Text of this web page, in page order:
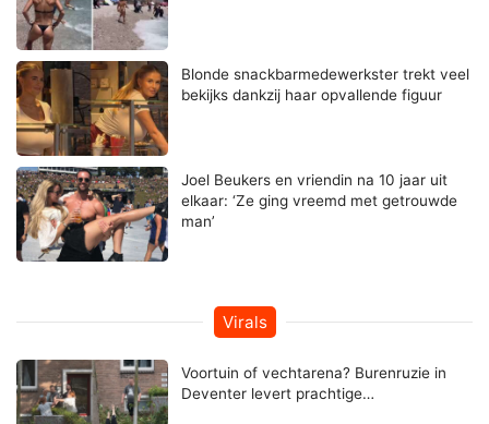
Blonde snackbarmedewerkster trekt veel
bekijks dankzij haar opvallende figuur
Joel Beukers en vriendin na 10 jaar uit
elkaar: ‘Ze ging vreemd met getrouwde
man’
Virals
Voortuin of vechtarena? Burenruzie in
Deventer levert prachtige…